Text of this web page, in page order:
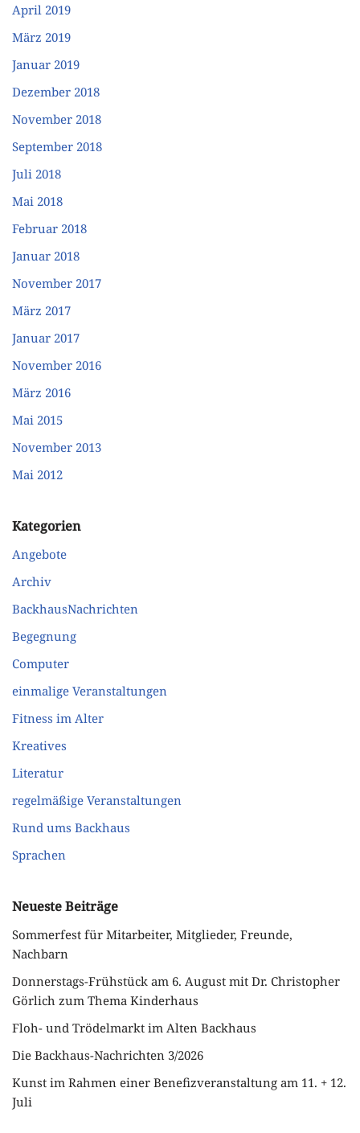
April 2019
März 2019
Januar 2019
Dezember 2018
November 2018
September 2018
Juli 2018
Mai 2018
Februar 2018
Januar 2018
November 2017
März 2017
Januar 2017
November 2016
März 2016
Mai 2015
November 2013
Mai 2012
Kategorien
Angebote
Archiv
BackhausNachrichten
Begegnung
Computer
einmalige Veranstaltungen
Fitness im Alter
Kreatives
Literatur
regelmäßige Veranstaltungen
Rund ums Backhaus
Sprachen
Neueste Beiträge
Sommerfest für Mitarbeiter, Mitglieder, Freunde,
Nachbarn
Donnerstags-Frühstück am 6. August mit Dr. Christopher
Görlich zum Thema Kinderhaus
Floh- und Trödelmarkt im Alten Backhaus
Die Backhaus-Nachrichten 3/2026
Kunst im Rahmen einer Benefizveranstaltung am 11. + 12.
Juli